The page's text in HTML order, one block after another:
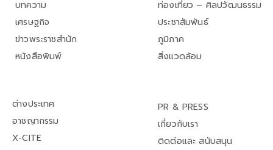
บทความ
เศรษฐกิจ
ข่าวพระราชสำนัก
หนังสือพิมพ์
ท่องเที่ยว – ศิลปวัฒนธรรม
ประชาสัมพันธ์
ภูมิภาค
สิ่งแวดล้อม
ต่างประเทศ
อาชญากรรม
X-CITE
PR & PRESS
เกี่ยวกับเรา
ติดต่อและ สนับสนุน